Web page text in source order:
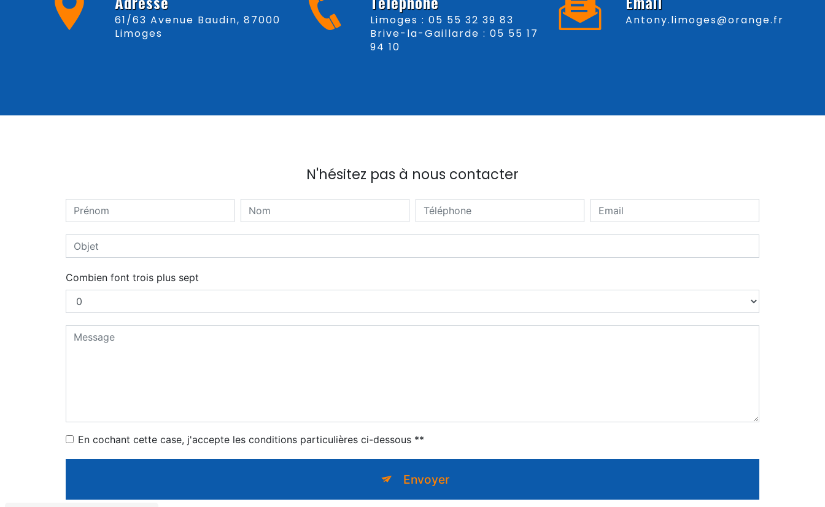
61/63 Avenue Baudin, 87000
Limoges
Limoges : 05 55 32 39 83
Brive-la-Gaillarde : 05 55 17
94 10
antony.limoges@orange.fr
N'hésitez pas à nous contacter
Combien font trois plus sept
En cochant cette case, j'accepte les conditions particulières ci-dessous **
Envoyer